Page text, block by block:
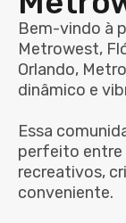
Bem-vindo à
Metrowest,
Orlando,
dinâmico e
Essa
perfeito entre
recreativos,
conveniente.